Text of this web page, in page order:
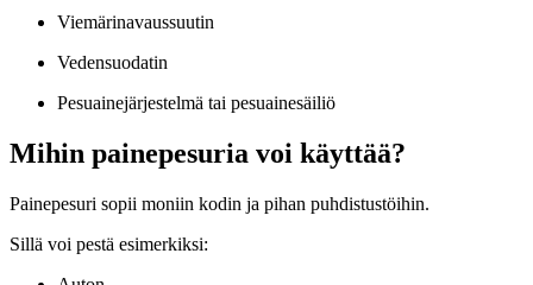
Viemärinavaussuutin
Vedensuodatin
Pesuainejärjestelmä tai pesuainesäiliö
Mihin painepesuria voi käyttää?
Painepesuri sopii moniin kodin ja pihan puhdistustöihin.
Sillä voi pestä esimerkiksi: